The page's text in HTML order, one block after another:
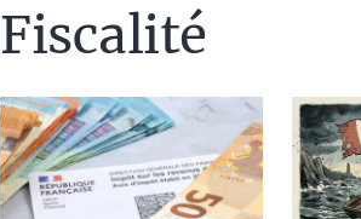
Fiscalité